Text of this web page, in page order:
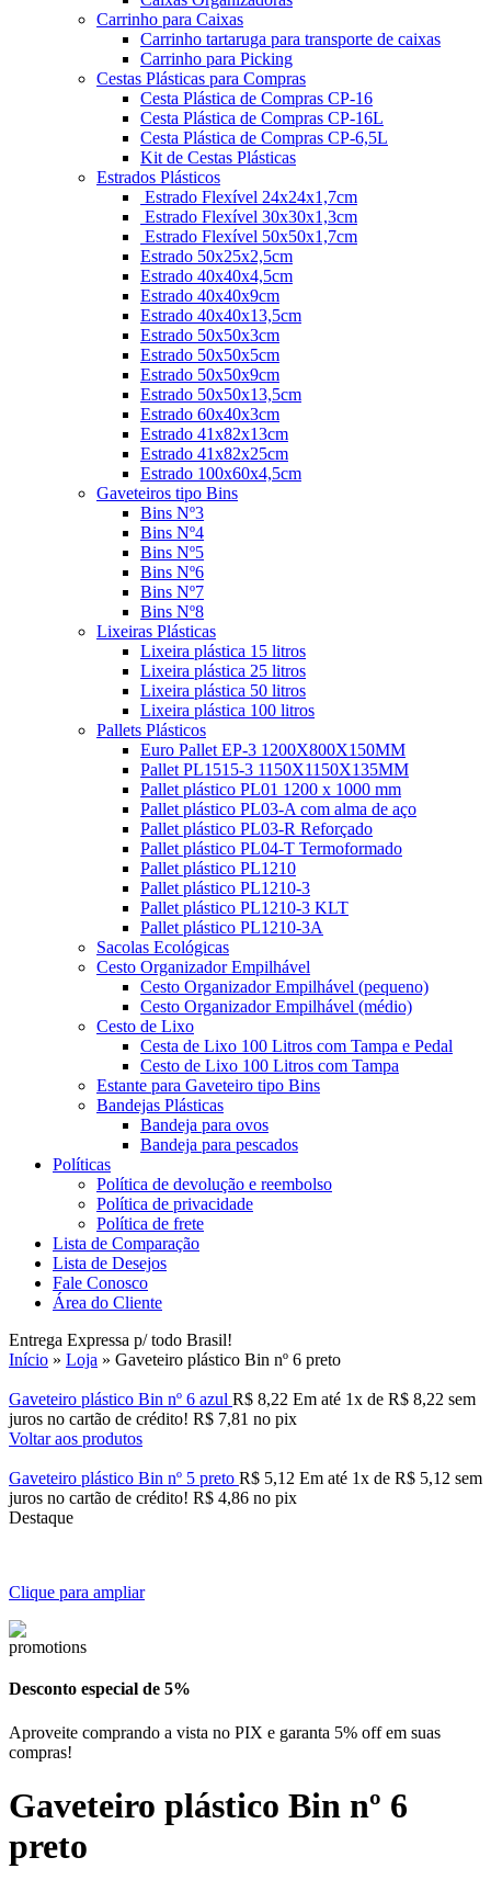
Carrinho para Caixas
Carrinho tartaruga para transporte de caixas
Carrinho para Picking
Cestas Plásticas para Compras
Cesta Plástica de Compras CP-16
Cesta Plástica de Compras CP-16L
Cesta Plástica de Compras CP-6,5L
Kit de Cestas Plásticas
Estrados Plásticos
Estrado Flexível 24x24x1,7cm
Estrado Flexível 30x30x1,3cm
Estrado Flexível 50x50x1,7cm
Estrado 50x25x2,5cm
Estrado 40x40x4,5cm
Estrado 40x40x9cm
Estrado 40x40x13,5cm
Estrado 50x50x3cm
Estrado 50x50x5cm
Estrado 50x50x9cm
Estrado 50x50x13,5cm
Estrado 60x40x3cm
Estrado 41x82x13cm
Estrado 41x82x25cm
Estrado 100x60x4,5cm
Gaveteiros tipo Bins
Bins Nº3
Bins Nº4
Bins Nº5
Bins Nº6
Bins Nº7
Bins Nº8
Lixeiras Plásticas
Lixeira plástica 15 litros
Lixeira plástica 25 litros
Lixeira plástica 50 litros
Lixeira plástica 100 litros
Pallets Plásticos
Euro Pallet EP-3 1200X800X150MM
Pallet PL1515-3 1150X1150X135MM
Pallet plástico PL01 1200 x 1000 mm
Pallet plástico PL03-A com alma de aço
Pallet plástico PL03-R Reforçado
Pallet plástico PL04-T Termoformado
Pallet plástico PL1210
Pallet plástico PL1210-3
Pallet plástico PL1210-3 KLT
Pallet plástico PL1210-3A
Sacolas Ecológicas
Cesto Organizador Empilhável
Cesto Organizador Empilhável (pequeno)
Cesto Organizador Empilhável (médio)
Cesto de Lixo
Cesta de Lixo 100 Litros com Tampa e Pedal
Cesto de Lixo 100 Litros com Tampa
Estante para Gaveteiro tipo Bins
Bandejas Plásticas
Bandeja para ovos
Bandeja para pescados
Políticas
Política de devolução e reembolso
Política de privacidade
Política de frete
Lista de Comparação
Lista de Desejos
Fale Conosco
Área do Cliente
Entrega Expressa p/ todo Brasil!
Início » Loja » Gaveteiro plástico Bin nº 6 preto
Gaveteiro plástico Bin nº 6 azul R$ 8,22 Em até 1x de R$ 8,22 sem
juros no cartão de crédito! R$ 7,81 no pix
Voltar aos produtos
Gaveteiro plástico Bin nº 5 preto R$ 5,12 Em até 1x de R$ 5,12 sem
juros no cartão de crédito! R$ 4,86 no pix
Destaque
Clique para ampliar
Desconto especial de 5%
Aproveite comprando a vista no PIX e garanta 5% off em suas
compras!
Gaveteiro plástico Bin nº 6
preto